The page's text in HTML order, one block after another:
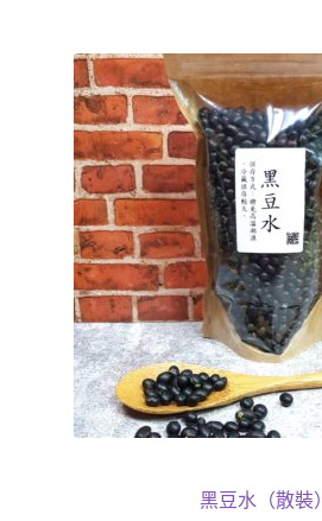
黑豆水（散裝）